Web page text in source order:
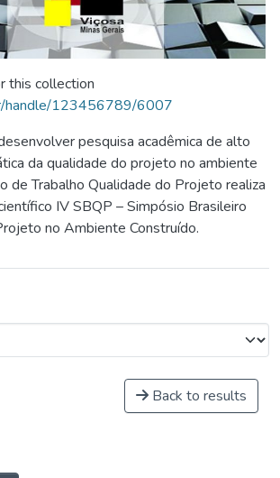
this collection
handle/123456789/6007
pesquisa acadêmica de alto
da qualidade do projeto no ambiente
de Trabalho Qualidade do Projeto realiza
IV SBQP – Simpósio Brasileiro
no Ambiente Construído.
Back to results